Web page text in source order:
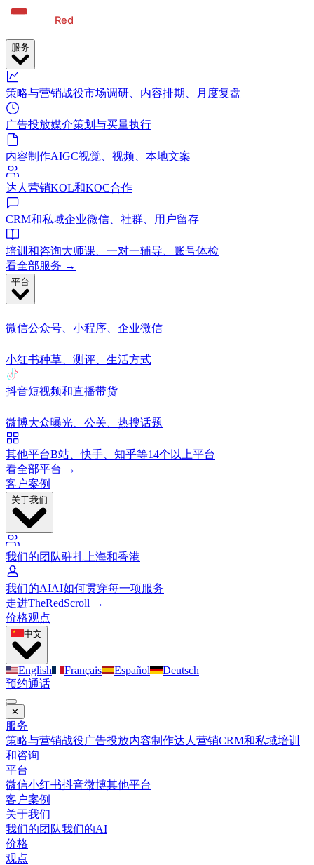
服务
策略与营销战役市场调研、内容排期、月度复盘
广告投放媒介策划与买量执行
内容制作AIGC视觉、视频、本地文案
达人营销KOL和KOC合作
CRM和私域企业微信、社群、用户留存
培训和咨询大师课、一对一辅导、账号体检
看全部服务 →
平台
微信公众号、小程序、企业微信
小红书种草、测评、生活方式
抖音短视频和直播带货
微博大众曝光、公关、热搜话题
其他平台B站、快手、知乎等14个以上平台
看全部平台 →
客户案例
关于我们
我们的团队驻扎上海和香港
我们的AIAI如何贯穿每一项服务
走进TheRedScroll →
价格观点
中文
English Français Español
Deutsch
预约通话
✕
服务
策略与营销战役广告投放内容制作达人营销CRM和私域培训
和咨询
平台
微信小红书抖音微博其他平台
客户案例
关于我们
我们的团队我们的AI
价格
观点